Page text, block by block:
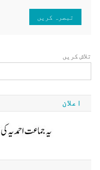
تلاش کریں
اعلان